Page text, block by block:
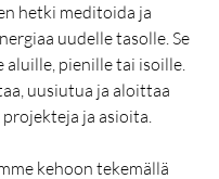
hetki meditoida ja
uudelle tasolle. Se
aluille, pienille tai isoille.
uusiutua ja aloittaa
ja asioita.
kehoon tekemällä